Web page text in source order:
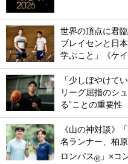
世界の頂点に君
ブレイセンと日
学ぶこと」《ケ
「少しぼやけて
リーグ屈指のシ
る”ことの重要性
《山の神対談》
名ランナー、柏
ロンパス® 」×コ